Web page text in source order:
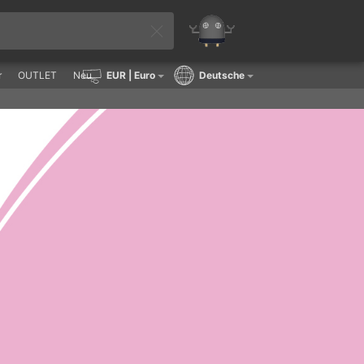
OUTLET Neu EUR| Euro Deutsche